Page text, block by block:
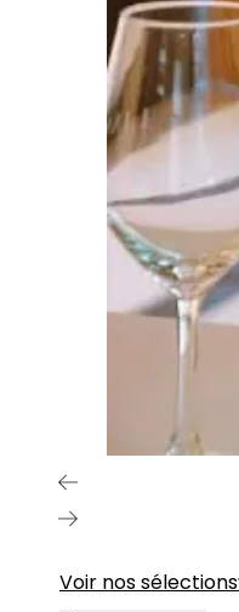
Voir nos sélections